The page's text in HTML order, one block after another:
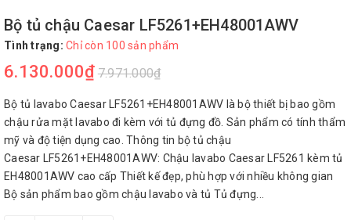
Bộ tủ chậu Caesar LF5261+EH48001AWV
Tình trạng: Chỉ còn 100 sản phẩm
6.130.000₫ 7.971.000₫
Bộ tủ lavabo Caesar LF5261+EH48001AWV là bộ thiết bị bao gồm
chậu rửa mặt lavabo đi kèm với tủ đựng đồ. Sản phẩm có tính thẩm
mỹ và độ tiện dụng cao. Thông tin bộ tủ chậu
Caesar LF5261+EH48001AWV: Chậu lavabo Caesar LF5261 kèm tủ
EH48001AWV cao cấp Thiết kế đẹp, phù hợp với nhiều không gian
Bộ sản phẩm bao gồm chậu lavabo và tủ Tủ đựng...